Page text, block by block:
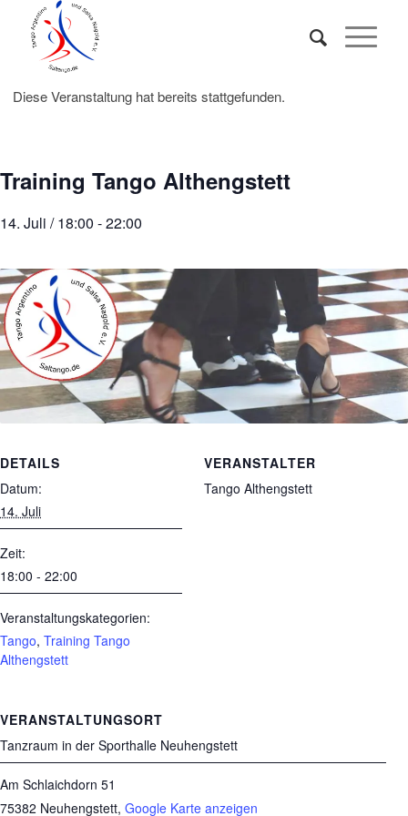
Diese Veranstaltung hat bereits stattgefunden.
Training Tango Althengstett
14. Juli / 18:00 -22:00
DETAILS
Datum:
14. Juli
Zeit:
18:00 - 22:00
Veranstaltungskategorien:
Tango, Training Tango
Althengstett
VERANSTALTUNGSORT
Tanzraum in der Sporthalle Neuhengstett
Am Schlaichdorn 51
75382 Neuhengstett, Google Karte anzeigen
VERANSTALTER
Tango Althengstett